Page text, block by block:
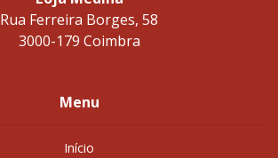
Rua Ferreira Borges, 58
3000-179 Coimbra
Menu
Início